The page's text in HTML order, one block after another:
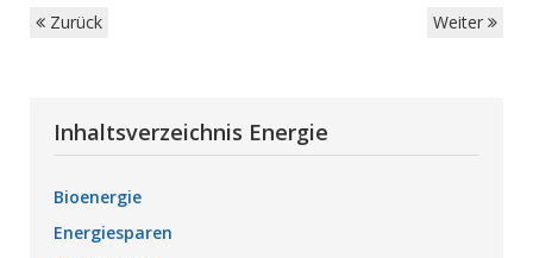
Zurück Weiter
Inhaltsverzeichnis Energie
Bioenergie
Energiesparen